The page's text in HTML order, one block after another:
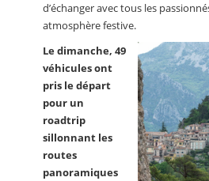
d’échanger avec tous les
atmosphère festive.
Le dimanche, 49
véhicules ont
pris le départ
pour un
roadtrip
sillonnant les
routes
panoramiques